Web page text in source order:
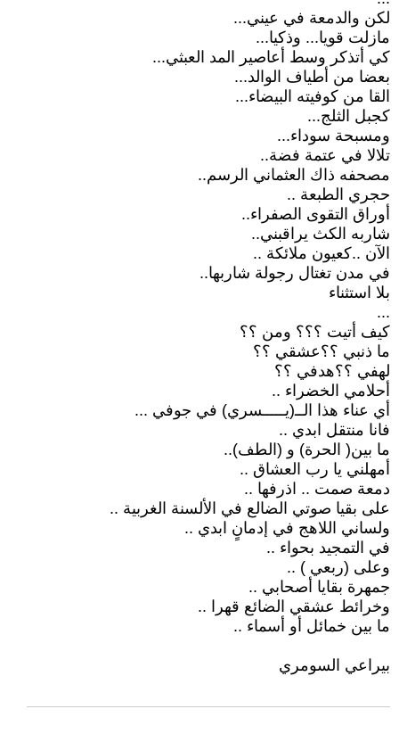
لكن والدمعة في عيني...
مازلت قويا... وذكيا...
كي أتذكر وسط أعاصير المد العبثي...
بعضا من أطياف الوالد...
القا من كوفيته البيضاء...
كجبل الثلج...
ومسبحة سوداء...
تلالا في عتمة فضة..
مصحفه ذاك العثماني الرسم..
حجري الطبعة ..
أوراق التقوى الصفراء..
شاربه الكث يراقبني..
الآن ..كعيون ملائكة ..
في مدن تغتال رجولة شاربها..
بلا استثناء
...
كيف أتيت ؟؟؟ ومن ؟؟
ما ذنبي ؟؟عشقي ؟؟
لهفي ؟؟هدفي ؟؟
أحلامي الخضراء ..
أي عناء هذا الــ(يـــــسري) في جوفي ...
فانا منتقل ابدي ..
ما بين( الحرة) و (الطف)..
أمهلني يا رب العشاق ..
دمعة صمت .. اذرفها ..
على بقيا صوتي الضالع في الألسنة الغربية ..
ولساني اللاهج في إدمانٍ ابدي ..
في التمجيد بحواء ..
وعلى (ربعي ) ..
جمهرة بقايا أصحابي ..
وخرائط عشقي الضائع قهرا ..
ما بين خمائل أو أسماء ..
بيراعي السومري